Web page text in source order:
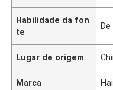
Habilidade da fon
te
Lugar de origem
Marca